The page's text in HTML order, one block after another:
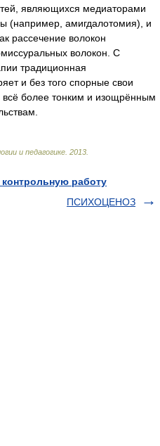
являющихся медиаторами
(например, амигдалотомия), и
рассечение волокон
волокон. С
традиционная
и без того спорные свои
всё более тонким и изощрённым
и педагогике 2013
работу
ПСИХОЦЕНОЗ